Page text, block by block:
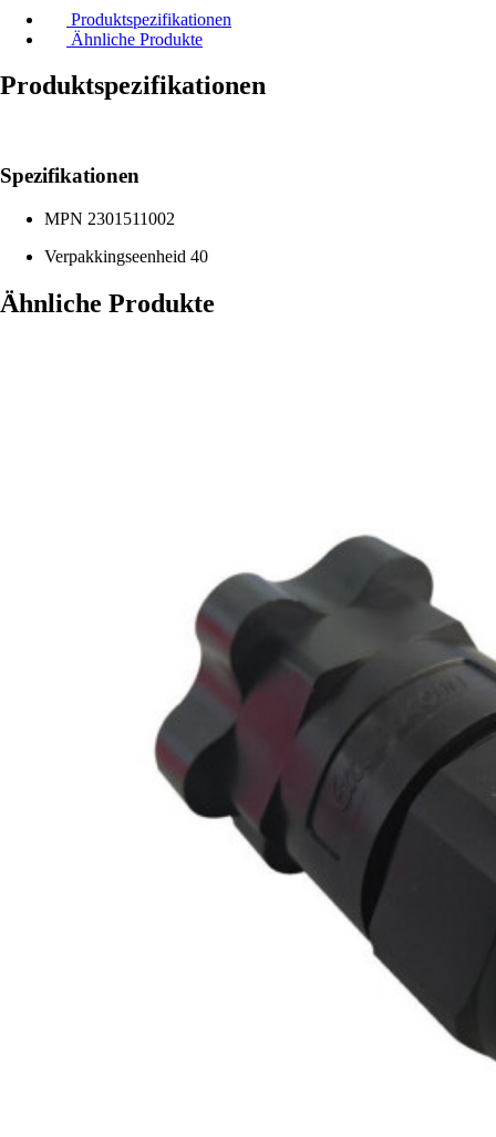
Produktspezifikationen
Ähnliche Produkte
Produktspezifikationen
Spezifikationen
MPN 2301511002
Verpakkingseenheid 40
Ähnliche Produkte